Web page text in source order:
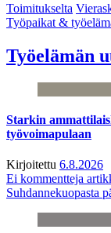
Toimitukselta
Työpaikat &
Työelämän
Starkin
työvoimapulaan
Kirjoitettu 6.8.2026
Ei kommentteja
Suhdannekuopasta